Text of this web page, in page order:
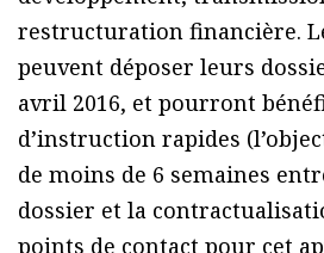
restructuration financière.
peuvent déposer leurs
avril 2016, et pourront
d’instruction rapides
de moins de 6 semaines
dossier et la
points de contact pour cet